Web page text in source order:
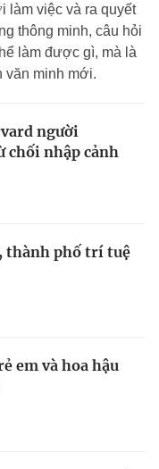
làm việc và ra quyết
thông minh, câu hỏi
làm được gì, mà là
văn minh mới.
người
chối nhập cảnh
thành phố trí tuệ
em và hoa hậu